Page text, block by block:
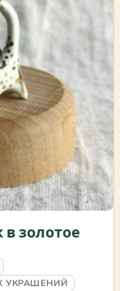
золотое
УКРАШЕНИЙ